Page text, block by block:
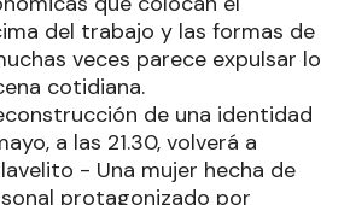
del trabajo y las formas de
veces parece expulsar lo
cotidiana.
de una identidad
a las 21.30, volverá a
- Una mujer hecha de
protagonizado por